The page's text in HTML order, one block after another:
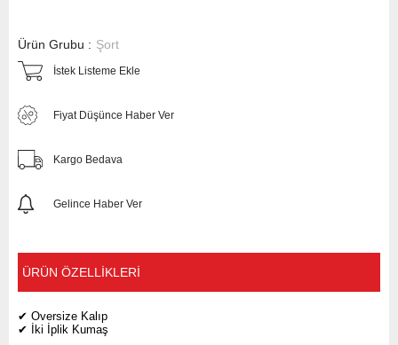
Ürün Grubu : Şort
İstek Listeme Ekle
Fiyat Düşünce Haber Ver
Kargo Bedava
Gelince Haber Ver
ÜRÜN ÖZELLIKLERI
✔ Oversize Kalıp
✔ İki İplik Kumaş